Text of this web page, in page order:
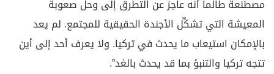
مصطنعة طالما أنه عاجز عن التطرق إلى وحل صعوبة
المعيشة التي تشكِّل الأجندة الحقيقية للمجتمع. لم يعد
بالإمكان استيعاب ما يحدث في تركيا. ولا يعرف أحد إلى أين
تتجه تركيا والتنبؤ بما قد يحدث بالغد”.